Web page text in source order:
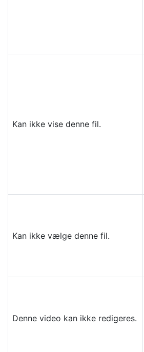
Kan ikke vise denne fil.
Kan ikke vælge denne fil.
Denne video kan ikke redigeres.